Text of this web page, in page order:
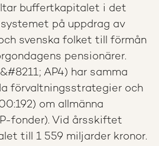
buffertkapitalet i det
på uppdrag av
svenska folket till förmån
pensionärer.
AP4) har samma
förvaltningsstrategier och
om allmänna
fonder). Vid årsskiftet
till 1 559 miljarder kronor.